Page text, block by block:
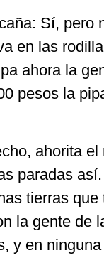
Sí, pero
en las
ahora la
pesos la
ahorita el
paradas
tierras que
la gente de
y en